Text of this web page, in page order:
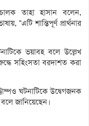
তাহা হাসান বলেন,
“এটি শান্তিপূর্ণ প্রার্থনার
ভয়াবহ বলে উল্লেখ
সহিংসতা বরদাশত করা
ঘটনাটিকে উদ্বেগজনক
জানিয়েছেন।